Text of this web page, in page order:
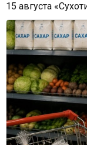
15 августа